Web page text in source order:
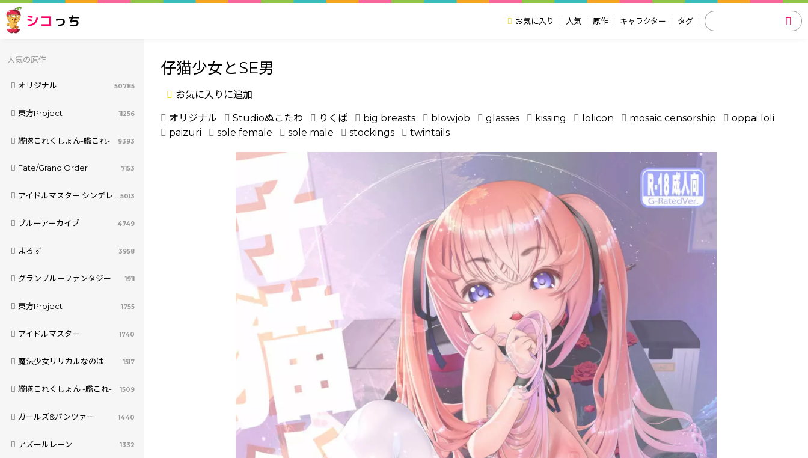
シコ っち お気に入り 人気 原作 キャラクター タグ
人気の原作
オリジナル 50785
東方Project 11256
艦隊これくしょん-艦これ- 9393
Fate/Grand Order 7153
アイドルマスター シンデレラガールズ 5013
ブルーアーカイブ 4749
よろず 3958
グランブルーファンタジー 1911
東方Project 1755
アイドルマスター 1740
魔法少女リリカルなのは 1517
艦隊これくしょん -艦これ- 1509
ガールズ&パンツァー 1440
アズールレーン 1332
仔猫少女とSE男
お気に入りに追加
オリジナル Studioぬこたわ りくぱ big breasts blowjob glasses kissing lolicon mosaic censorship
oppai loli
paizuri
sole female sole male stockings twintails